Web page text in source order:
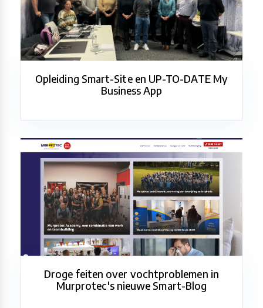
Opleiding Smart-Site en UP-TO-DATE My
Business App
Droge feiten over vochtproblemen in
Murprotec's nieuwe Smart-Blog